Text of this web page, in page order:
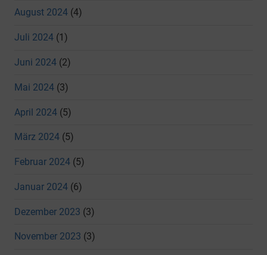
August 2024 (4)
Juli 2024 (1)
Juni 2024 (2)
Mai 2024 (3)
April 2024 (5)
März 2024 (5)
Februar 2024 (5)
Januar 2024 (6)
Dezember 2023 (3)
November 2023 (3)